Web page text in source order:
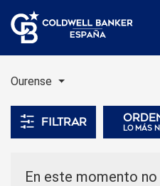
Ourense
Filtrar lo más
En este momento